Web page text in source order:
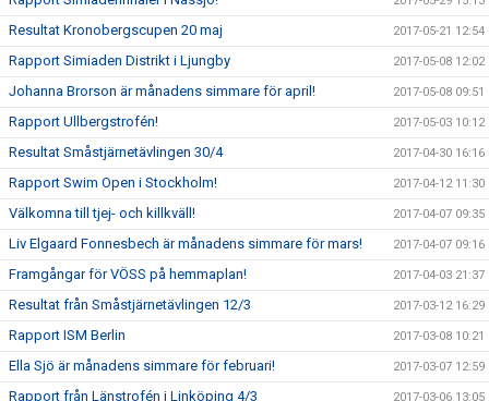
Resultat Kronobergscupen 20 maj 2017-05-21 12:54
Rapport Simiaden Distrikt i Ljungby 2017-05-08 12:02
Johanna Brorson är månadens simmare för april! 2017-05-08 09:51
Rapport Ullbergstrofén! 2017-05-03 10:12
Resultat Småstjärnetävlingen 30/4 2017-04-30 16:16
Rapport Swim Open i Stockholm! 2017-04-12 11:30
Välkomna till tjej- och killkväll! 2017-04-07 09:35
Liv Elgaard Fonnesbech är månadens simmare för mars! 2017-04-07 09:16
Framgångar för VÖSS på hemmaplan! 2017-04-03 21:37
Resultat från Småstjärnetävlingen 12/3 2017-03-12 16:29
Rapport ISM Berlin 2017-03-08 10:21
Ella Sjö är månadens simmare för februari! 2017-03-07 12:59
Rapport från Länstrofén i Linköping 4/3 2017-03-06 13:05